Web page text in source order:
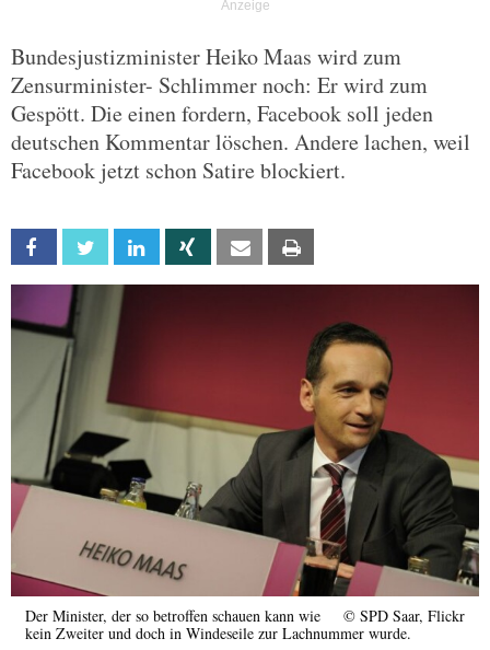
Bundesjustizminister Heiko Maas wird zum
Zensurminister- Schlimmer noch: Er wird zum
Gespött. Die einen fordern, Facebook soll jeden
deutschen Kommentar löschen. Andere lachen, weil
Facebook jetzt schon Satire blockiert.
Facebook Twitter Linkedin Xing Email
© SPD Saar, Flickr
Der Minister, der so betroffen schauen kann wie
kein Zweiter und doch in Windeseile zur Lachnummer wurde.